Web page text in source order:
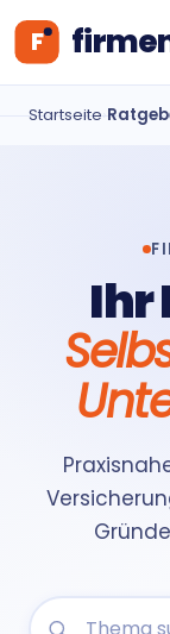
Startseite
Ihr